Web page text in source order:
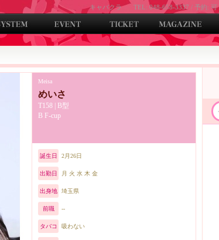
キャバクラ TEL: 048-658-3337 / 予約: 可
めいさ
Meisa
T158 | B型
B F-cup
誕生日 2月26日
出勤日 月 火 水 木 金
出身地 埼玉県
前職 --
タバコ 吸わない